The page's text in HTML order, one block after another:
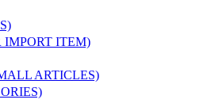
IMPORT ITEM)
ARTICLES)